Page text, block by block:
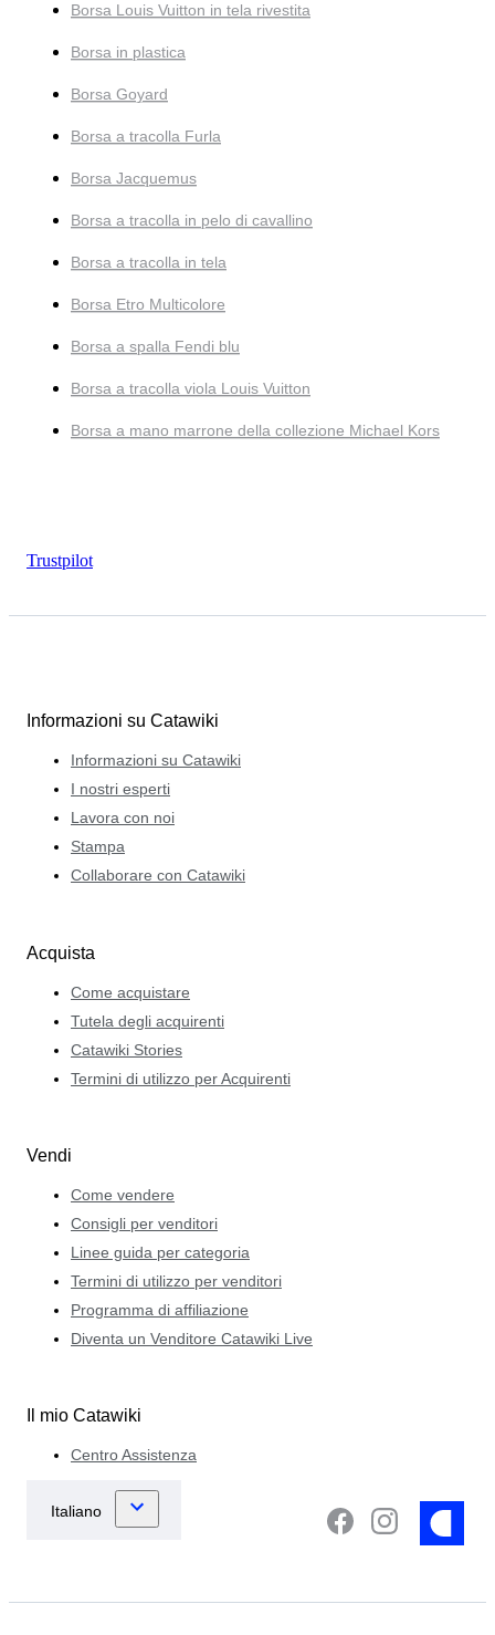
Borsa Louis Vuitton in tela rivestita
Borsa in plastica
Borsa Goyard
Borsa a tracolla Furla
Borsa Jacquemus
Borsa a tracolla in pelo di cavallino
Borsa a tracolla in tela
Borsa Etro Multicolore
Borsa a spalla Fendi blu
Borsa a tracolla viola Louis Vuitton
Borsa a mano marrone della collezione Michael Kors
Trustpilot
Informazioni su Catawiki
Informazioni su Catawiki
I nostri esperti
Lavora con noi
Stampa
Collaborare con Catawiki
Acquista
Come acquistare
Tutela degli acquirenti
Catawiki Stories
Termini di utilizzo per Acquirenti
Vendi
Come vendere
Consigli per venditori
Linee guida per categoria
Termini di utilizzo per venditori
Programma di affiliazione
Diventa un Venditore Catawiki Live
Il mio Catawiki
Centro Assistenza